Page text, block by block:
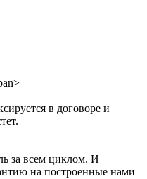
в договоре и
за всем циклом. И
на построенные нами